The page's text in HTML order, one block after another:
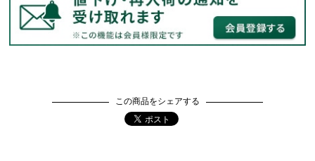
この商品をシェアする